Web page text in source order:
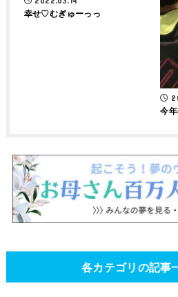
幸せ♡むぎゅーっっ
今
各カテゴリの記事